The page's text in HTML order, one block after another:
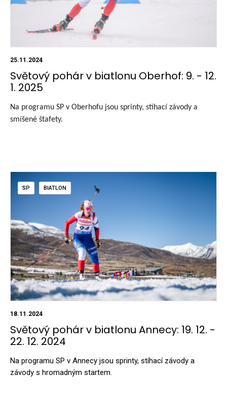
25.11.2024
Světový pohár v biatlonu Oberhof: 9. - 12.
1. 2025
Na programu SP v Oberhofu jsou sprinty, stíhací závody a
smíšené štafety.
SP BIATLON
18.11.2024
Světový pohár v biatlonu Annecy: 19. 12. -
22. 12. 2024
Na programu SP v Annecy jsou sprinty, stíhací závody a
závody s hromadným startem.